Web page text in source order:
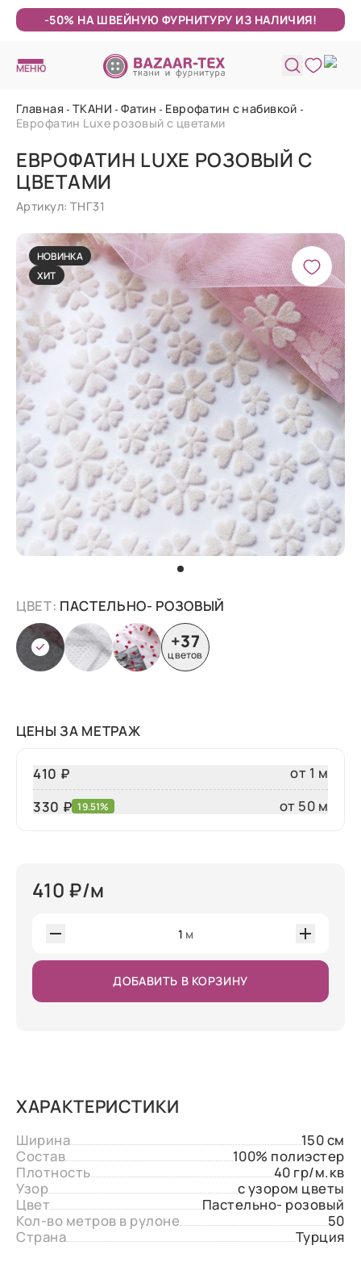
-50% НА ШВЕЙНУЮ ФУРНИТУРУ ИЗ НАЛИЧИЯ!
МЕНЮ
Главная ТКАНИ Фатин
Еврофатин с набивкой
Еврофатин Luxe розовый с цветами
ЕВРОФАТИН LUXE РОЗОВЫЙ С
ЦВЕТАМИ
Артикул: ТНГ31
НОВИНКА
ХИТ
ЦВЕТ: ПАСТЕЛЬНО- РОЗОВЫЙ
+37
цветов
ЦЕНЫ ЗА МЕТРАЖ
410 ₽
от 1 м
330 ₽ 19.51% от 50 м
410 ₽/м
1 м
ДОБАВИТЬ В КОРЗИНУ
ХАРАКТЕРИСТИКИ
Ширина
150 см
Состав
100% полиэстер
Плотность
40 гр/м.кв
Узор
с узором цветы
Цвет
Пастельно- розовый
Кол-во метров в рулоне
50
Страна
Турция